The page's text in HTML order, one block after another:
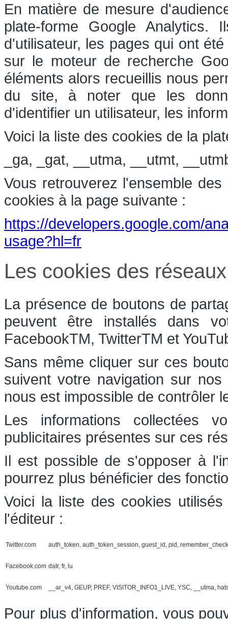
En matière de mesure
plate-forme Google Analytics.
d'utilisateur, les pages qui ont
sur le moteur de recherche
éléments alors recueillis nous
du site, à noter que les
d'identifier un utilisateur, les
Voici la liste des cookies de la
_ga, _gat, __utma, __utmt,
Vous retrouverez l'ensemble
cookies à la page suivante :
https://developers.google.com/
usage?hl=fr
Les cookies des
La présence de boutons de
peuvent être installés dans
FacebookTM, TwitterTM et
Sans même cliquer sur ces
suivent votre navigation sur
nous est impossible de contrôler
Les informations collectées
publicitaires présentes sur ces
Il est possible de s'opposer à
pourrez plus bénéficier des
Voici la liste des cookies
l'éditeur :
Twitter.com auth_token, auth_token_session, guest_id, pid,
Facebook.com datr, fr, lu
Youtube.com __ar_v4, GEUP, PREF, VISITOR_INFO1_LIVE, YSC, __utma,
Pour plus d'information, vous